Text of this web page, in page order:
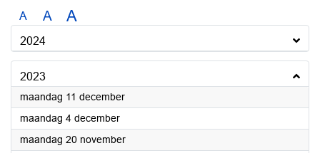
A A A
2024
2023
maandag 11 december2023
maandag 4 december2023
maandag 20 november2023